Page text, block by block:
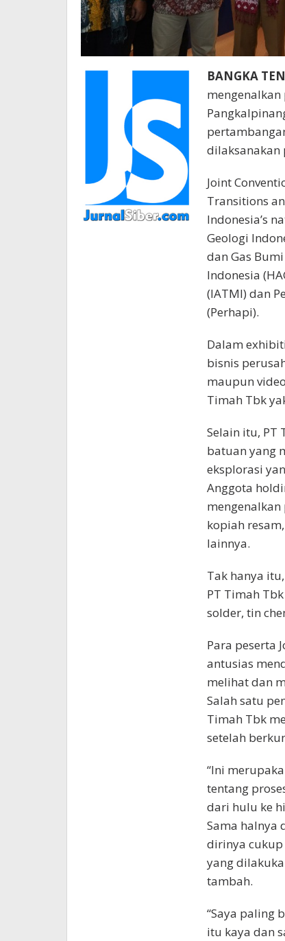
BANGKA
dilaksanakan
Joint
Transitions
Indonesia’s
Geologi
dan Gas
Indonesia
(IATMI) dan
(Perhapi).
Dalam
bisnis
maupun
Timah Tbk
Selain itu, PT
batuan yang
eksplorasi
Anggota
kopiah
lainnya.
Tak hanya
PT Timah
solder, tin
Para peserta
antusias
melihat dan
Salah satu
Timah Tbk
setelah
“Ini
tentang
dari hulu ke
Sama halnya
dirinya cukup
yang
tambah.
“Saya paling
itu kaya dan